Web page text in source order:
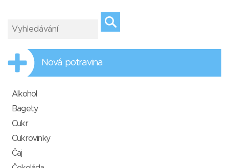
Nová potravina
Alkohol
Bagety
Cukr
Cukrovinky
Čaj